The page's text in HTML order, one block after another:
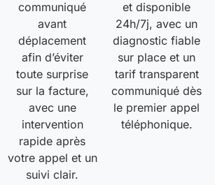
communiqué
avant
déplacement
afin d’éviter
toute surprise
sur la facture,
avec une
intervention
rapide après
votre appel et un
suivi clair.
et disponible
24h/7j, avec un
diagnostic fiable
sur place et un
tarif transparent
communiqué dès
le premier appel
téléphonique.